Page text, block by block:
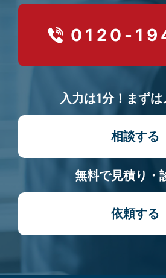
0120-
入力は1分！まず
相談する
無料で見積り・
依頼する